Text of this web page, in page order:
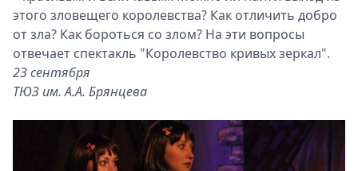
этого зловещего королевства? Как отличить добро
от зла? Как бороться со злом? На эти вопросы
отвечает спектакль "Королевство кривых зеркал".
23 сентября
ТЮЗ им. А.А. Брянцева